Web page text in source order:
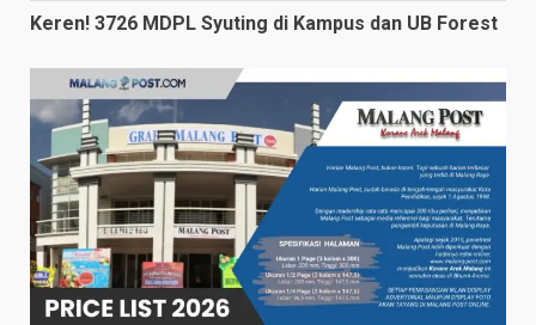
Keren! 3726 MDPL Syuting di Kampus dan UB Forest